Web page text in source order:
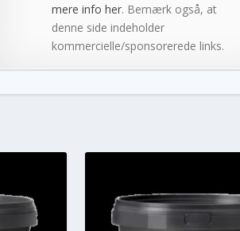
mere info her. Bemærk også, at
denne side indeholder
kommercielle/sponsorerede links.